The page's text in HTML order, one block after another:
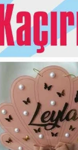
Telefonla Sipariş